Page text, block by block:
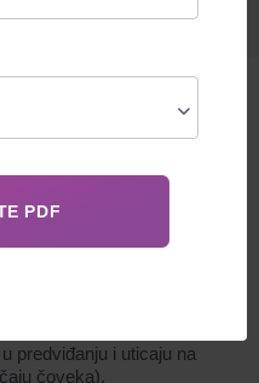
predviđanju i uticaju na
čoveka).